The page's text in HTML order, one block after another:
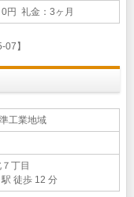
円 礼金：3ヶ月
07】
工業地域
丁目
徒歩 12 分